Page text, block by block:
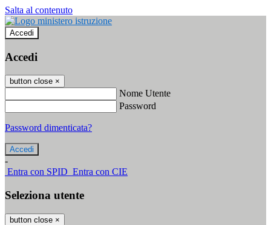
Salta al contenuto
Accedi
Accedi
button close ×
Nome Utente
Password
Password dimenticata?
-
Entra con SPID Entra con CIE
Seleziona utente
button close ×